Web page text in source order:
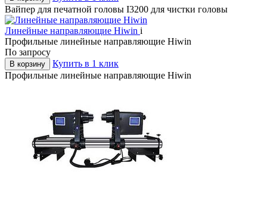
Вайпер для печатной головы I3200 для чистки головы
Линейные направляющие Hiwin i
Профильные линейные направляющие Hiwin
По запросу
В корзину
Купить в 1 клик
Профильные линейные направляющие Hiwin